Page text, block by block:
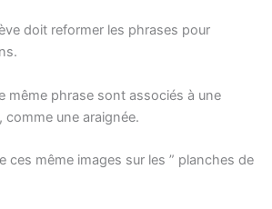
doit reformer les phrases pour
même phrase sont associés à une
comme une araignée.
ces même images sur les ” planches de